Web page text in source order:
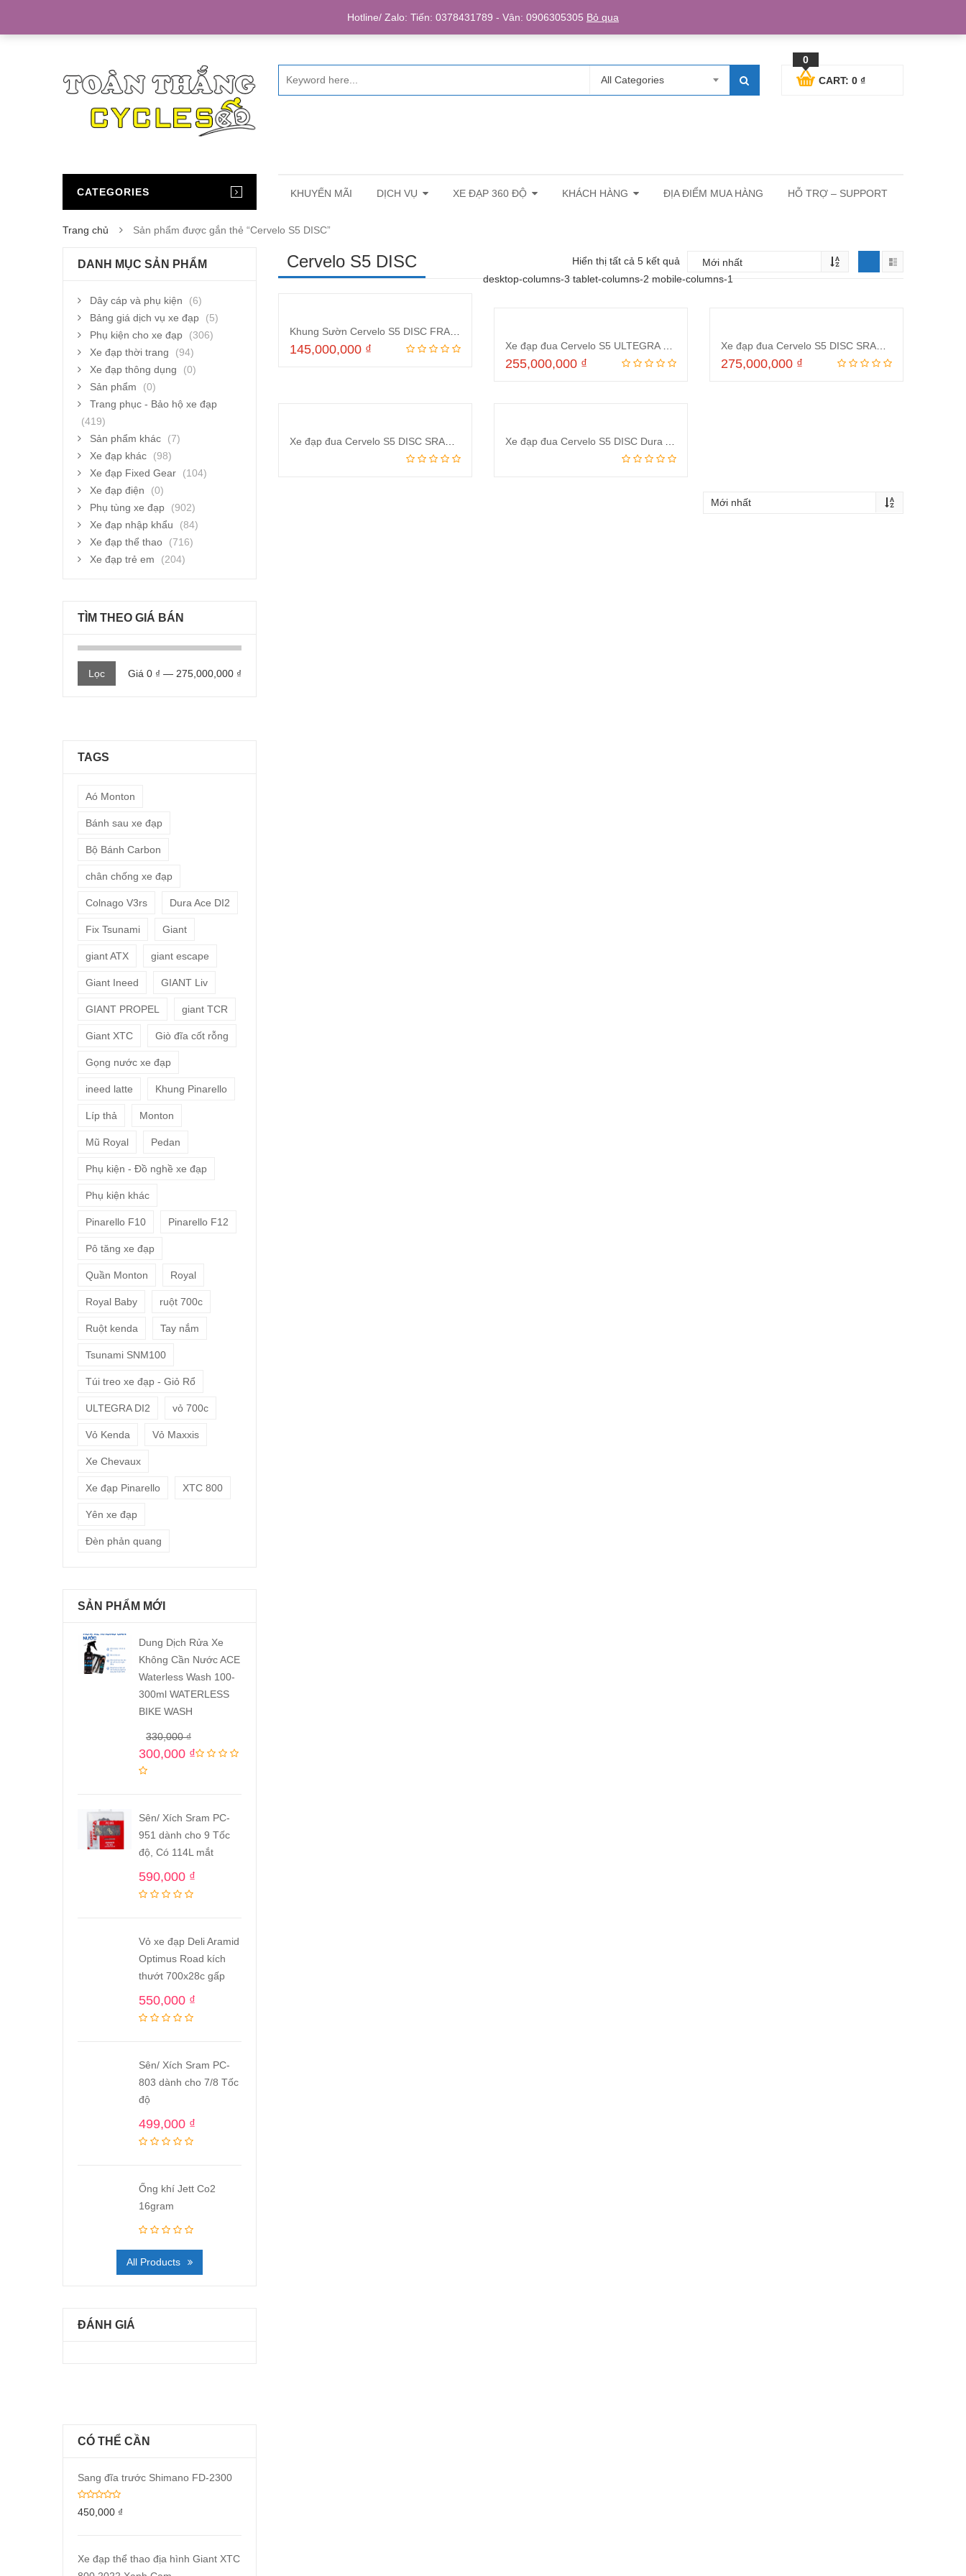
Login/Register
All Categories
0
CART: 0 ₫
CATEGORIES KHUYẾN MÃI DỊCH VỤ XE ĐẠP 360 ĐỘ KHÁCH HÀNG ĐỊA ĐIỂM MUA HÀNG HỖ TRỢ – SUPPORT
Trang chủ Sản phẩm được gắn thẻ “Cervelo S5 DISC”
Cervelo S5 DISC
Hiển thị tất cả 5 kết quả
desktop-columns-3 tablet-columns-2 mobile-columns-1
145,000,000 ₫
255,000,000 ₫
Xe đạp đua Cervelo S5 DISC SRAM Force Etap AXS 2023
275,000,000 ₫
DANH MỤC SẢN PHẨM
Dây cáp và phụ kiện
(6)
Bảng giá dịch vụ xe đạp
(5)
Phụ kiện cho xe đạp
(306)
Xe đạp thời trang
(94)
Xe đạp thông dụng
(0)
Sản phẩm
(0)
Trang phục - Bảo hộ xe đạp
(419)
Sản phẩm khác
(7)
Xe đạp khác
(98)
Xe đạp Fixed Gear
(104)
Xe đạp điện
(0)
Phụ tùng xe đạp
(902)
Xe đạp nhập khẩu
(84)
Xe đạp thể thao
(716)
Xe đạp trẻ em
(204)
TÌM THEO GIÁ BÁN
Lọc Giá 0 ₫ — 275,000,000 ₫
TAGS
Aó Monton
Bánh sau xe đạp
Bộ Bánh Carbon
chân chống xe đạp
Colnago V3rs Dura Ace DI2
Fix Tsunami Giant
giant ATX giant escape
Giant Ineed GIANT Liv
GIANT PROPEL giant TCR
Giant XTC Giò đĩa cốt rỗng
Gọng nước xe đạp
ineed latte Khung Pinarello
Líp thả Monton
Mũ Royal Pedan
Phụ kiện - Đồ nghề xe đạp
Phụ kiện khác
Pinarello F10 Pinarello F12
Pô tăng xe đạp
Quần Monton Royal
Royal Baby ruột 700c
Ruột kenda Tay nắm
Tsunami SNM100
Túi treo xe đạp - Giỏ Rổ
ULTEGRA DI2 vỏ 700c
Vỏ Kenda Vỏ Maxxis
Xe Chevaux
Xe đạp Pinarello XTC 800
Yên xe đạp
Đèn phản quang
SẢN PHẨM MỚI
Dung Dịch Rửa Xe
Không Cần Nước ACE
Waterless Wash 100-
300ml WATERLESS
BIKE WASH
330,000₫
300,000 ₫
Sên/ Xích Sram PC-
951 dành cho 9 Tốc
độ, Có 114L mắt
590,000 ₫
Vỏ xe đạp Deli Aramid
Optimus Road kích
thướt 700x28c gấp
550,000 ₫
Sên/ Xích Sram PC-
803 dành cho 7/8 Tốc
độ
499,000 ₫
Ống khí Jett Co2
16gram
All Products
ĐÁNH GIÁ
CÓ THỂ CẦN
Sang đĩa trước Shimano FD-2300
450,000 ₫
Xe đạp thể thao địa hình Giant XTC
Hotline/ Zalo: Tiến: 0378431789 - Vân: 0906305305 Bỏ qua